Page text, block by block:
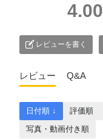
4.00
レビューを書く
レビュー Q&A
日付順 ↓ 評価順
写真・動画付き順